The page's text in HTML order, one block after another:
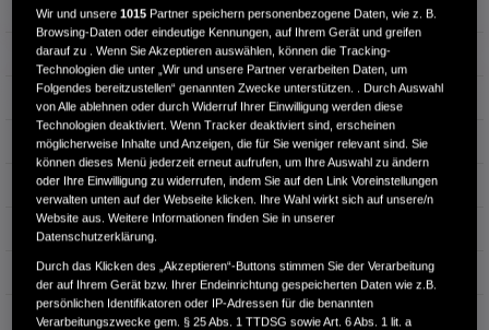
Kilometerstand 8.580 km
Kraftstoffart Benzin
Getriebe Automatik
Türen 4
Leistung 135 kW / 184 PS
Hubraum 1.993 cm³
Erstzulassung 09.2025
Bauart Limousine
Wir und unsere1015 Partner speichern personenbezogene Daten, wie z. B.
Browsing-Daten oder eindeutige Kennungen, auf Ihrem Gerät und greifen
darauf zu . Wenn Sie Akzeptieren auswählen, können die Tracking-
Technologien die unter „Wir und unsere Partner verarbeiten Daten, um
Folgendes bereitzustellen“ genannten Zwecke unterstützen. . Durch Auswahl
von Alle ablehnen oder durch Widerruf Ihrer Einwilligung werden diese
Technologien deaktiviert. Wenn Tracker deaktiviert sind, erscheinen
möglicherweise Inhalte und Anzeigen, die für Sie weniger relevant sind. Sie
können dieses Menü jederzeit erneut aufrufen, um Ihre Auswahl zu ändern
oder Ihre Einwilligung zu widerrufen, indem Sie auf den Link Voreinstellungen
verwalten unten auf der Webseite klicken. Ihre Wahl wirkt sich auf unsere/n
Website aus. Weitere Informationen finden Sie in unserer
Datenschutzerklärung.
Durch das Klicken des „Akzeptieren“-Buttons stimmen Sie der Verarbeitung
der auf Ihrem Gerät bzw. Ihrer Endeinrichtung gespeicherten Daten wie z.B.
persönlichen Identifikatoren oder IP-Adressen für die benannten
Verarbeitungszwecke gem. § 25 Abs. 1 TTDSG sowie Art. 6 Abs. 1 lit. a